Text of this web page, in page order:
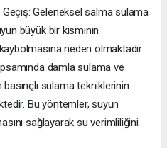
Geleneksel salma sulama
büyük bir kısmının
neden olmaktadır.
damla sulama ve
sulama tekniklerinin
Bu yöntemler, suyun
sağlayarak su verimliliğini